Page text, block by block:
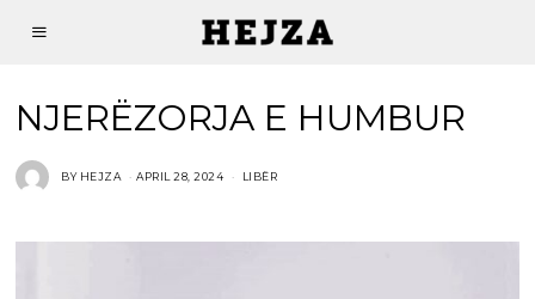
NJERËZORJA E HUMBUR
BY HEJZA APRIL 28, 2024 LIBËR